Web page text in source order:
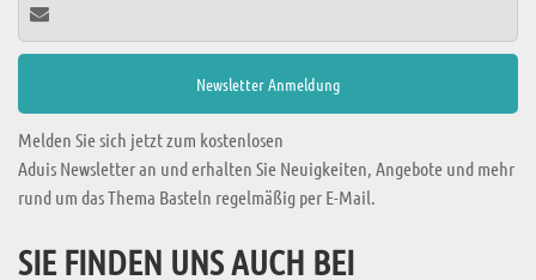
Melden Sie sich jetzt zum kostenlosen
Aduis Newsletter an und erhalten Sie Neuigkeiten, Angebote und mehr
rund um das Thema Basteln regelmäßig per E-Mail.
SIE FINDEN UNS AUCH BEI